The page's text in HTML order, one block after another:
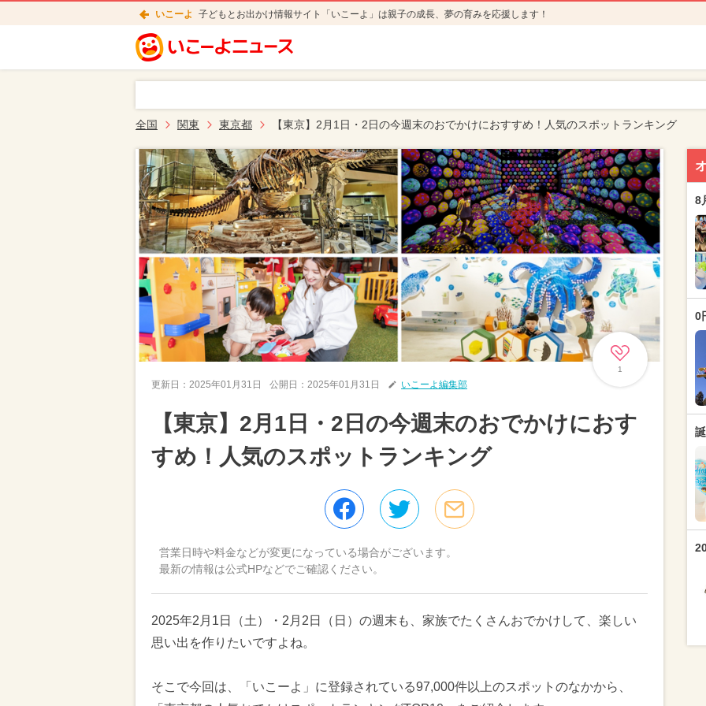
いこーよ 子どもとお出かけ情報サイト「いこーよ」は親子の成長、夢の育みを応援します！
全国 関東 東京都 【東京】2月1日・2日の今週末のおでかけにおすすめ！人気のスポットランキング
1
更新日： 2025年01月31日 公開日： 2025年01月31日 いこーよ編集部
【東京】2月1日・2日の今週末のおでかけにおす
すめ！人気のスポットランキング
営業日時や料金などが変更になっている場合がございます。
最新の情報は公式HPなどでご確認ください。
2025年2月1日（土）・2月2日（日）の週末も、家族でたくさんおでかけして、楽しい
思い出を作りたいですよね。
そこで今回は、「いこーよ」に登録されている97,000件以上のスポットのなかから、
8
0